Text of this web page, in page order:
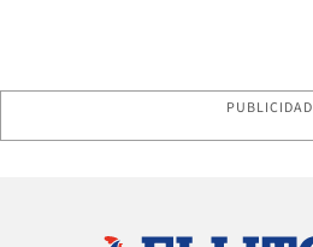
PUBLICIDAD